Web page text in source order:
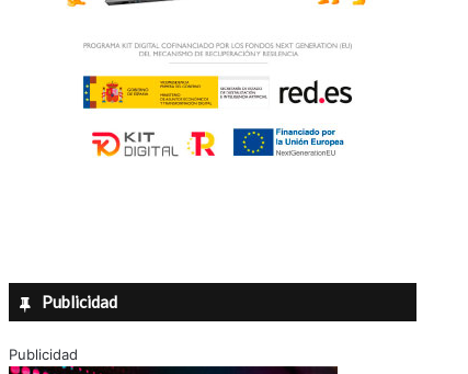
Publicidad
Publicidad